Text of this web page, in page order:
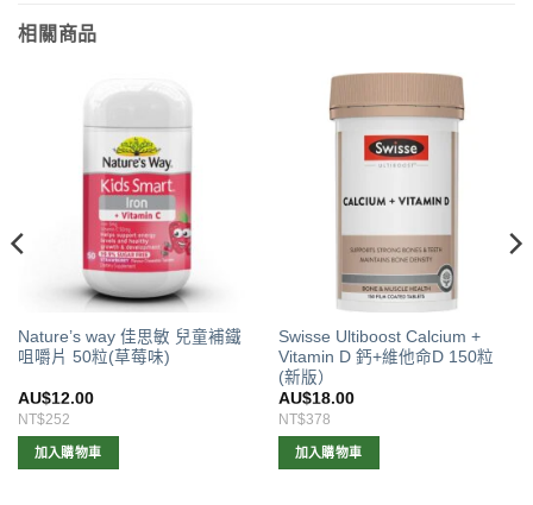
相關商品
Nature’s way 佳思敏 兒童補鐵
咀嚼片 50粒(草莓味)
AU$12.00
NT$252
加入購物車
Swisse Ultiboost Calcium +
Vitamin D 鈣+維他命D 150粒
(新版）
AU$18.00
NT$378
加入購物車